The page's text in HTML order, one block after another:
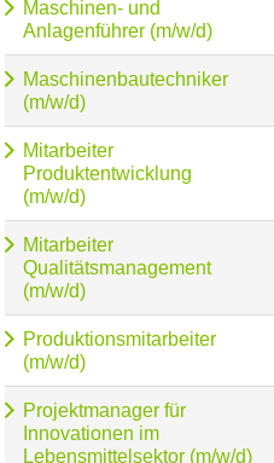
Maschinen- und
Anlagenführer (m/w/d)
Maschinenbautechniker
(m/w/d)
Mitarbeiter
Produktentwicklung
(m/w/d)
Mitarbeiter
Qualitätsmanagement
(m/w/d)
Produktionsmitarbeiter
(m/w/d)
Projektmanager für
Innovationen im
Lebensmittelsektor (m/w/d)